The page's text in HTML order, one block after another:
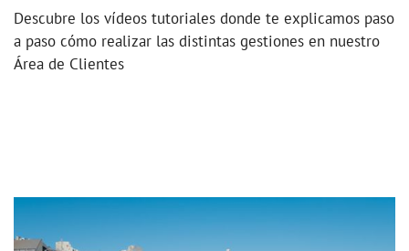
Descubre los vídeos tutoriales donde te explicamos paso
a paso cómo realizar las distintas gestiones en nuestro
Área de Clientes